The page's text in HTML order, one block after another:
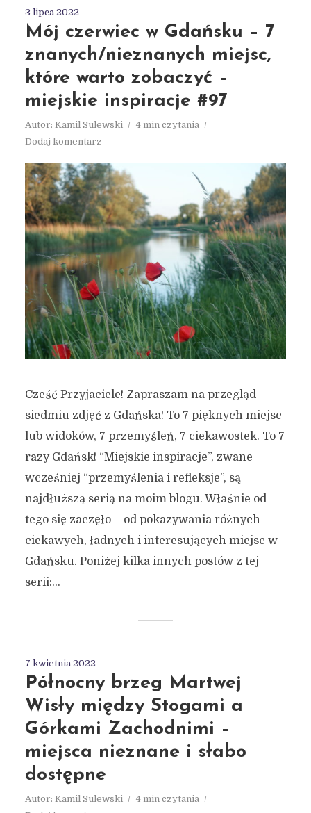
3 lipca 2022
Mój czerwiec w Gdańsku – 7
znanych/nieznanych miejsc,
które warto zobaczyć –
miejskie inspiracje #97
Autor: Kamil Sulewski
4 min czytania
Dodaj komentarz
Cześć Przyjaciele! Zapraszam na przegląd
siedmiu zdjęć z Gdańska! To 7 pięknych miejsc
lub widoków, 7 przemyśleń, 7 ciekawostek. To 7
razy Gdańsk! “Miejskie inspiracje”, zwane
wcześniej “przemyślenia i refleksje”, są
najdłuższą serią na moim blogu. Właśnie od
tego się zaczęło – od pokazywania różnych
ciekawych, ładnych i interesujących miejsc w
Gdańsku. Poniżej kilka innych postów z tej
serii:...
7 kwietnia 2022
Północny brzeg Martwej
Wisły między Stogami a
Górkami Zachodnimi –
miejsca nieznane i słabo
dostępne
Autor: Kamil Sulewski
4 min czytania